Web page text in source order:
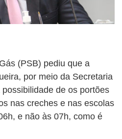
(PSB) pediu que a
por meio da Secretaria
de os portões
nas creches e nas escolas
e não às 07h, como é